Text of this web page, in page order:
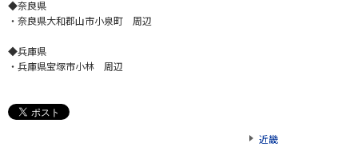
◆奈良県
・奈良県大和郡山市小泉町 周辺
◆兵庫県
・兵庫県宝塚市小林 周辺
近畿